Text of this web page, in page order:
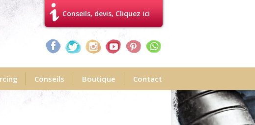
Conseils, devis, Cliquez ici
Conseils Boutique Contact